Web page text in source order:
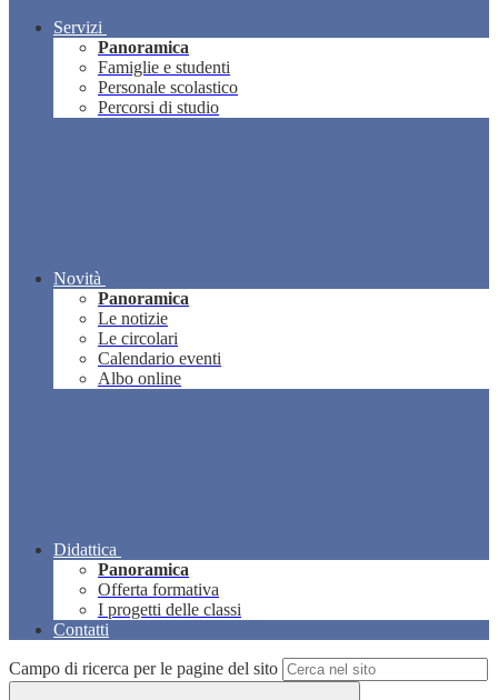
Servizi
Panoramica
Famiglie e studenti
Personale scolastico
Percorsi di studio
Novità
Panoramica
Le notizie
Le circolari
Calendario eventi
Albo online
Didattica
Panoramica
Offerta formativa
I progetti delle classi
Contatti
Campo di ricerca per le pagine del sito